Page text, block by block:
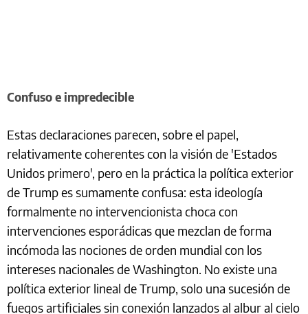
Confuso e impredecible
Estas declaraciones parecen, sobre el papel,
relativamente coherentes con la visión de 'Estados
Unidos primero', pero en la práctica la política exterior
de Trump es sumamente confusa: esta ideología
formalmente no intervencionista choca con
intervenciones esporádicas que mezclan de forma
incómoda las nociones de orden mundial con los
intereses nacionales de Washington. No existe una
política exterior lineal de Trump, solo una sucesión de
fuegos artificiales sin conexión lanzados al albur al cielo